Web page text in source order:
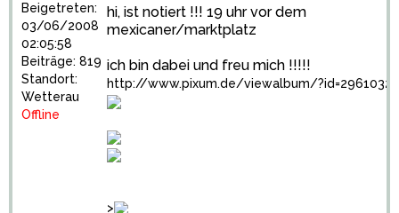
Beigetreten:
03/06/2008
02:05:58
Beiträge: 819
Standort:
Wetterau
Offline
hi, ist notiert !!! 19 uhr vor dem
mexicaner/marktplatz
ich bin dabei und freu mich !!!!!
http://www.pixum.de/viewalbum/?id=2961032
>